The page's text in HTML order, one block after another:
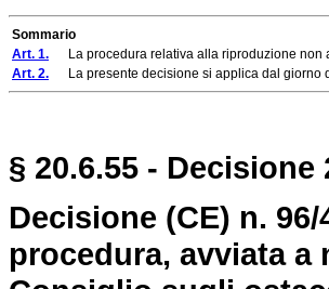
Sommario
Art. 1. La procedura relativa alla riproduzione non
Art. 2. La presente decisione si applica dal giorno
§ 20.6.55 - Decisione
Decisione (CE) n.
procedura, avviata a